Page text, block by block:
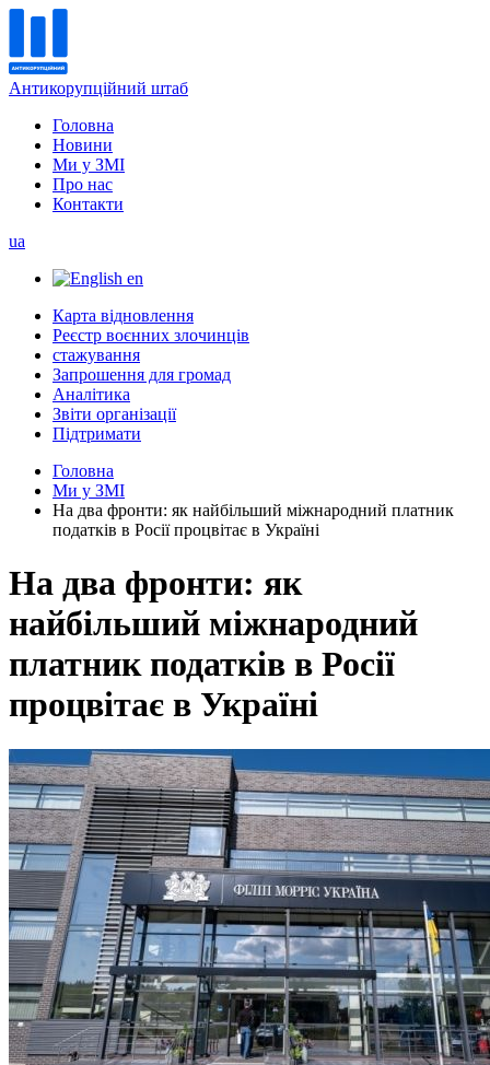
Антикорупційний штаб
Головна
Новини
Ми у ЗМІ
Про нас
Контакти
ua
en
Карта відновлення
Реєстр воєнних злочинців
стажування
Запрошення для громад
Аналітика
Звіти організації
Підтримати
Головна
Ми у ЗМІ
На два фронти: як найбільший міжнародний платник
податків в Росії процвітає в Україні
На два фронти: як
найбільший міжнародний
платник податків в Росії
процвітає в Україні